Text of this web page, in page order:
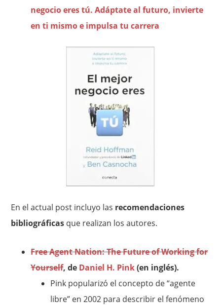
negocio eres tú. Adáptate al futuro, invierte
en ti mismo e impulsa tu carrera
En el actual post incluyo las recomendaciones
bibliográficas que realizan los autores.
Free Agent Nation: The Future of Working for
Yourself, de Daniel H. Pink(en inglés).
Pink popularizó el concepto de “agente
libre” en 2002 para describir el fenómeno